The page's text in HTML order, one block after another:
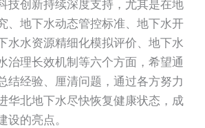
技创新持续深度支持，尤其是在地
、地下水动态管控标准、地下水开
水水资源精细化模拟评价、地下水
治理长效机制等六个方面，希望通
结经验、厘清问题，通过各方努力
华北地下水尽快恢复健康状态，成
设的亮点。